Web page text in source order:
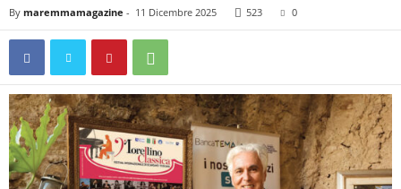
By maremmamagazine - 11 Dicembre 2025 523 0